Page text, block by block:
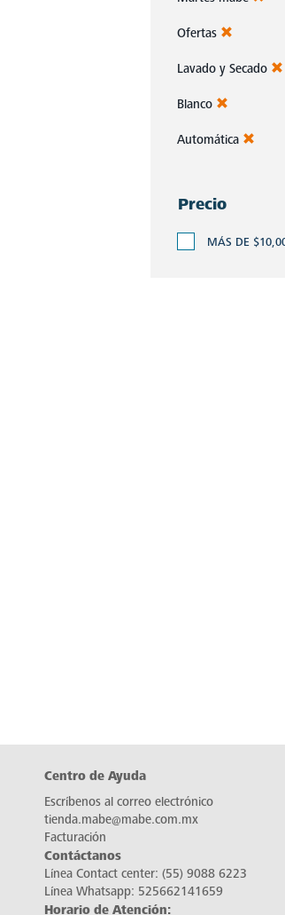
Ofertas
Lavado y Secado
Blanco
Automática
Precio
MÁS DE
Centro de Ayuda
Escríbenos al correo electrónico
tienda.mabe@mabe.com.mx
Facturación
Contáctanos
Línea Contact center: (55) 9088 6223
Línea Whatsapp: 525662141659
Horario de Atención: